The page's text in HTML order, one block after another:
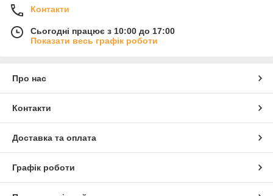
Контакти
Сьогодні працює з 10:00 до 17:00
Показати весь графік роботи
Про нас
Контакти
Доставка та оплата
Графік роботи